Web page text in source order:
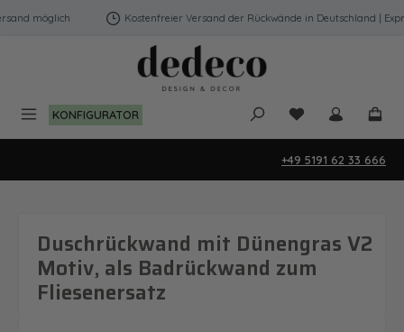
Zum Hauptinhalt springen
möglich Kostenfreier Versand der Rückwände in Deutschland |
KONFIGURATOR Du hast 0
+49 5191 62 33 666
Duschrückwand mit Dünengras V2
Motiv, als Badrückwand zum
Fliesenersatz